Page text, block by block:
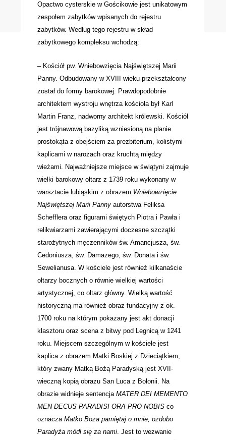
Opactwo cysterskie w Gościkowie jest unikatowym
zespołem zabytków wpisanych do rejestru
zabytków. Według tego rejestru w skład
zabytkowego kompleksu wchodzą:
–Kościół pw. Wniebowzięcia Najświętszej Marii
Panny. Odbudowany w XVIII wieku przekształcony
został do formy barokowej. Prawdopodobnie
architektem wystroju wnętrza kościoła był Karl
Martin Franz, nadworny architekt królewski. Kościół
jest trójnawową bazyliką wzniesioną na planie
prostokąta z obejściem za prezbiterium, kolistymi
kaplicami w narożach oraz kruchtą między
wieżami. Najważniejsze miejsce w świątyni zajmuje
wielki barokowy ołtarz z 1739 roku wykonany w
warsztacie lubiąskim z obrazem Wniebowzięcie
Najświętszej Marii Panny autorstwa Feliksa
Schefflera oraz figurami świętych Piotra i Pawła i
relikwiarzami zawierającymi doczesne szczątki
starożytnych męczenników św. Amancjusza, św.
Cedoniusza, św. Damazego, św. Donata i św.
Sewelianusa. W kościele jest również kilkanaście
ołtarzy bocznych o równie wielkiej wartości
artystycznej, co ołtarz główny. Wielką wartość
historyczną ma również obraz fundacyjny z ok.
1700 roku na którym pokazany jest akt donacji
klasztoru oraz scena z bitwy pod Legnicą w 1241
roku. Miejscem szczególnym w kościele jest
kaplica z obrazem Matki Boskiej z Dzieciątkiem,
który zwany Matką Bożą Paradyską jest XVII-
wieczną kopią obrazu San Luca z Bolonii. Na
obrazie widnieje sentencja MATER DEI MEMENTO
MEN DECUS PARADISI ORA PRO NOBIS co
oznacza Matko Boża pamiętaj o mnie, ozdobo
Paradyża módl się za nami. Jest to wezwanie